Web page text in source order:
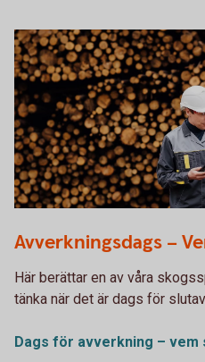
Avverkningsdags –
Här berättar en av våra
tänka när det är dags för
Dags för avverkning – vem